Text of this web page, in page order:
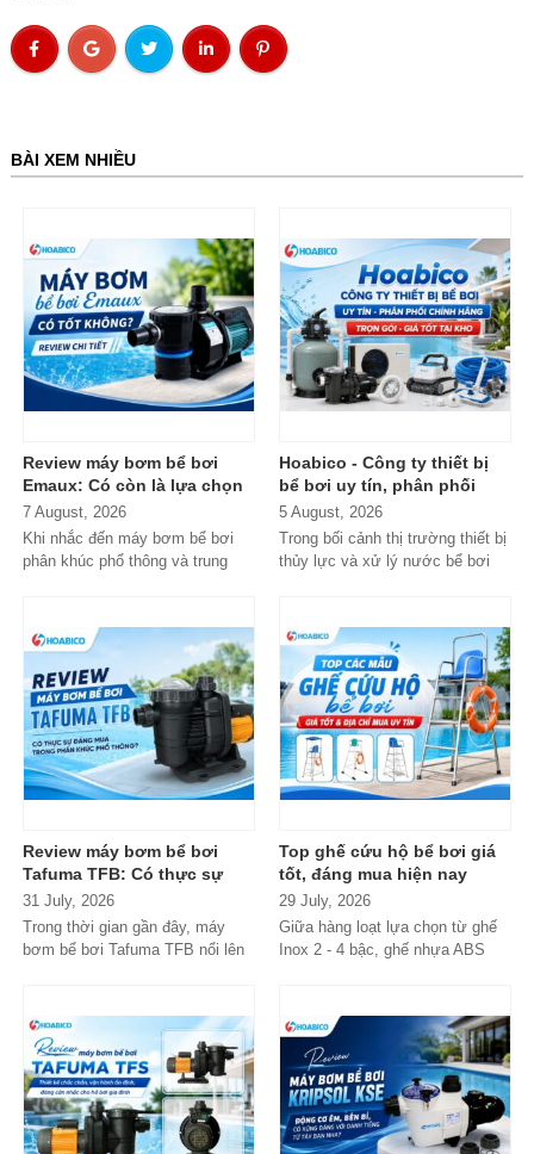
BÀI XEM NHIỀU
Review máy bơm bể bơi
Emaux: Có còn là lựa chọn
đáng mua?
7 August, 2026
Khi nhắc đến máy bơm bể bơi
phân khúc phổ thông và trung
Hoabico - Công ty thiết bị
bể bơi uy tín, phân phối
chính hãng toàn quốc
5 August, 2026
Trong bối cảnh thị trường thiết bị
thủy lực và xử lý nước bể bơi
Review máy bơm bể bơi
Tafuma TFB: Có thực sự
đáng mua trong phân khúc
phổ thông?
31 July, 2026
Trong thời gian gần đây, máy
bơm bể bơi Tafuma TFB nổi lên
Top ghế cứu hộ bể bơi giá
tốt, đáng mua hiện nay
29 July, 2026
Giữa hàng loạt lựa chọn từ ghế
Inox 2 - 4 bậc, ghế nhựa ABS